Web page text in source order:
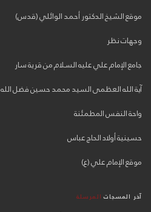
موقع الشيخ الدكتور أحمد الوائلي (قدس)
وجهات نظر
جامع الإمام علي عليه السلام من قرية سار
آية الله العظمى السيد محمد حسين فضل الله
واحة النفس المطمئنة
حسينية أولاد الحاج عباس
موقع الإمام علي (ع)
آخر المسجات المرسلة